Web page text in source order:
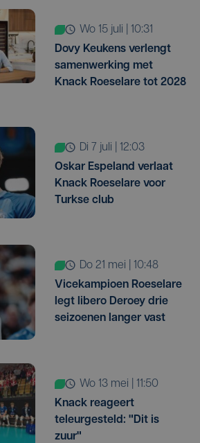
wo 15 juli | 10:31
Dovy Keukens verlengt
samenwerking met
Knack Roeselare tot 2028
di 7 juli | 12:03
Oskar Espeland verlaat
Knack Roeselare voor
Turkse club
do 21 mei | 10:48
Vicekampioen Roeselare
legt libero Deroey drie
seizoenen langer vast
wo 13 mei | 11:50
Knack reageert
teleurgesteld: "Dit is
zuur"